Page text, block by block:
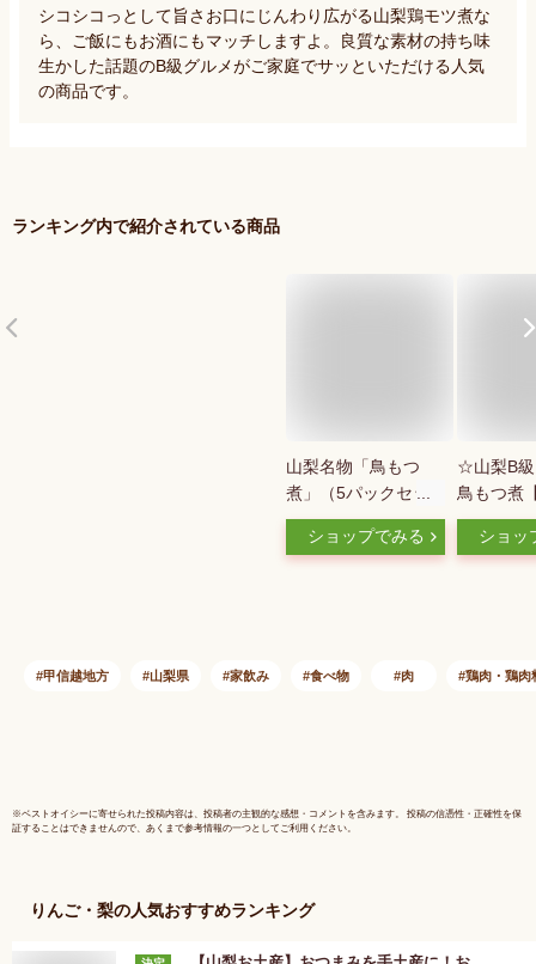
シコシコっとして旨さお口にじんわり広がる山梨鶏モツ煮な
ら、ご飯にもお酒にもマッチしますよ。良質な素材の持ち味
生かした話題のB級グルメがご家庭でサッといただける人気
の商品です。
ランキング内で紹介されている商品
山梨名物「鳥もつ
煮」（5パックセッ
ト） 送料無料 味付
けパック 鶏もつ
ショップでみる
☆山梨B
鳥もつ煮
【お徳用
【米】【
ショッ
甲信越地方 山梨県 家飲み 食べ物 肉 鶏肉・鶏肉
※ベストオイシーに寄せられた投稿内容は、投稿者の主観的な感想・コメントを含みます。 投稿の信憑性・正確性を保
証することはできませんので、あくまで参考情報の一つとしてご利用ください。
りんご・梨の人気おすすめランキング